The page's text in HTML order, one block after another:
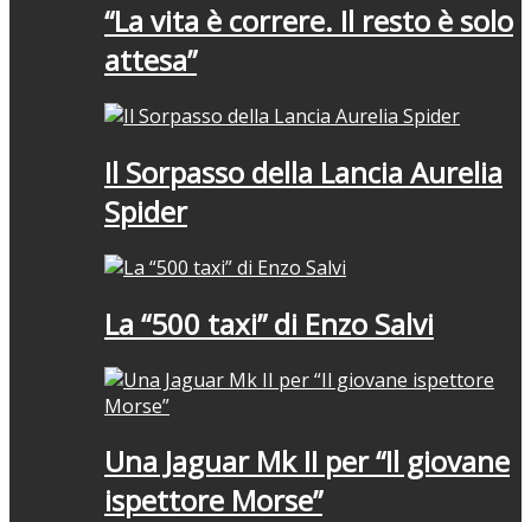
“La vita è correre. Il resto è solo
attesa”
Il Sorpasso della Lancia Aurelia
Spider
La “500 taxi” di Enzo Salvi
Una Jaguar Mk II per “Il giovane
ispettore Morse”